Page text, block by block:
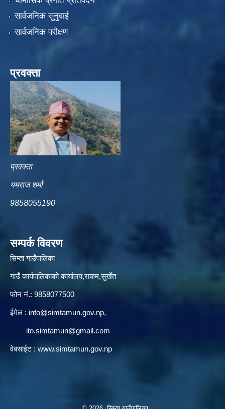
सार्वजनिक सुनुवाई
सार्वजनिक परीक्षण
प्रवक्ता
प्रवक्ता
यमराज शर्मा
9858055190
सम्पर्क विवरण
सिम्ता गाउँपालिका
गाउँ कार्यपालिकाको कार्यालय,राकम,सुर्खेत
फोन नं.: 9858077500
ईमेल‌ : info@simtamun.gov.np,
ito.simtamun@gmail.com
वेबसाईट : www.simtamun.gov.np